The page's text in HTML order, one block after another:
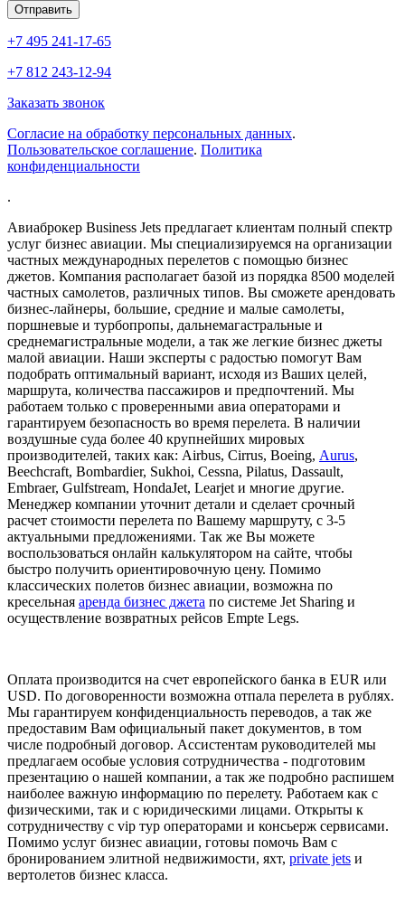
+7 495 241-17-65
+7 812 243-12-94
Заказать звонок
Согласие на обработку персональных данных.
Пользовательское соглашение. Политика
конфиденциальности
.
Авиаброкер Business Jets предлагает клиентам полный спектр
услуг бизнес авиации. Мы специализируемся на организации
частных международных перелетов с помощью бизнес
джетов. Компания располагает базой из порядка 8500 моделей
частных самолетов, различных типов. Вы сможете арендовать
бизнес-лайнеры, большие, средние и малые самолеты,
поршневые и турбопропы, дальнемагастральные и
среднемагистральные модели, а так же легкие бизнес джеты
малой авиации. Наши эксперты с радостью помогут Вам
подобрать оптимальный вариант, исходя из Ваших целей,
маршрута, количества пассажиров и предпочтений. Мы
работаем только с проверенными авиа операторами и
гарантируем безопасность во время перелета. В наличии
воздушные суда более 40 крупнейших мировых
производителей, таких как: Airbus, Cirrus, Boeing, Aurus,
Beechcraft, Bombardier, Sukhoi, Cessna, Pilatus, Dassault,
Embraer, Gulfstream, HondaJet, Learjet и многие другие.
Менеджер компании уточнит детали и сделает срочный
расчет стоимости перелета по Вашему маршруту, с 3-5
актуальными предложениями. Так же Вы можете
воспользоваться онлайн калькулятором на сайте, чтобы
быстро получить ориентировочную цену. Помимо
классических полетов бизнес авиации, возможна по
кресельная аренда бизнес джета по системе Jet Sharing и
осуществление возвратных рейсов Empte Legs.
Оплата производится на счет европейского банка в EUR или
USD. По договоренности возможна отпала перелета в рублях.
Мы гарантируем конфиденциальность переводов, а так же
предоставим Вам официальный пакет документов, в том
числе подробный договор. Ассистентам руководителей мы
предлагаем особые условия сотрудничества - подготовим
презентацию о нашей компании, а так же подробно распишем
наиболее важную информацию по перелету. Работаем как с
физическими, так и с юридическими лицами. Открыты к
сотрудничеству с vip тур операторами и консьерж сервисами.
Помимо услуг бизнес авиации, готовы помочь Вам с
бронированием элитной недвижимости, яхт, private jets и
вертолетов бизнес класса.